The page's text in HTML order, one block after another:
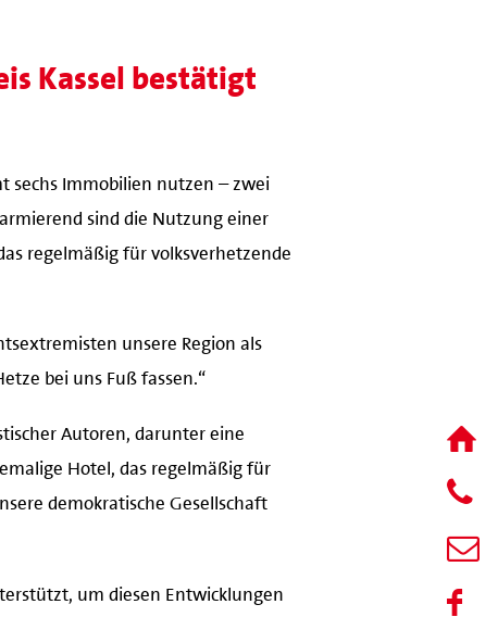
Kassel bestätigt
sechs Immobilien nutzen – zwei
sind die Nutzung einer
regelmäßig für volksverhetzende
unsere Region als
bei uns Fuß fassen.“
Autoren, darunter eine
Hotel, das regelmäßig für
demokratische Gesellschaft
um diesen Entwicklungen